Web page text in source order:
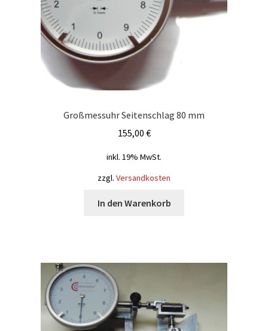
Großmessuhr Seitenschlag 80 mm
155,00 €
inkl. 19% MwSt.
zzgl. Versandkosten
In den Warenkorb